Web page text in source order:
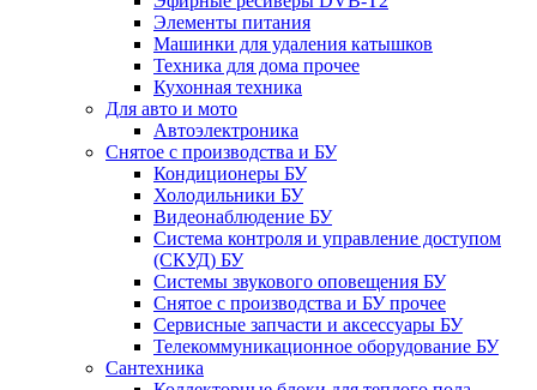
Элементы питания
Машинки для удаления катышков
Техника для дома прочее
Кухонная техника
Для авто и мото
Автоэлектроника
Снятое с производства и БУ
Кондиционеры БУ
Холодильники БУ
Видеонаблюдение БУ
Система контроля и управление доступом
(СКУД) БУ
Системы звукового оповещения БУ
Снятое с производства и БУ прочее
Сервисные запчасти и аксессуары БУ
Телекоммуникационное оборудование БУ
Сантехника